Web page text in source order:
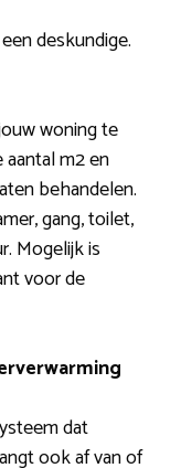
deskundige.
woning te
m2 en
behandelen.
gang, toilet,
Mogelijk is
voor de
dat
ook af van of